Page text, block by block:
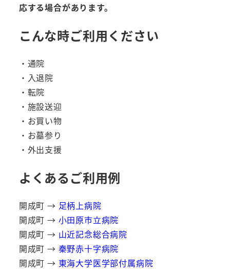
応する場合があります。
こんな時ご利用ください
・通院
・入退院
・転院
・施設送迎
・お買い物
・お墓参り
・外出支援
よくあるご利用例
開成町 → 足柄上病院
開成町 → 小田原市立病院
開成町 → 山近記念総合病院
開成町 → 秦野赤十字病院
開成町 → 東海大学医学部付属病院